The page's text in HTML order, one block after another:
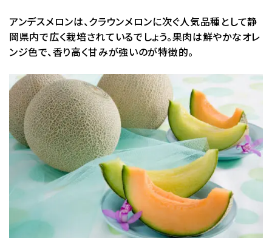
アンデスメロンは、クラウンメロンに次ぐ人気品種として静
岡県内で広く栽培されているでしょう。果肉は鮮やかなオレ
ンジ色で、香り高く甘みが強いのが特徴的。